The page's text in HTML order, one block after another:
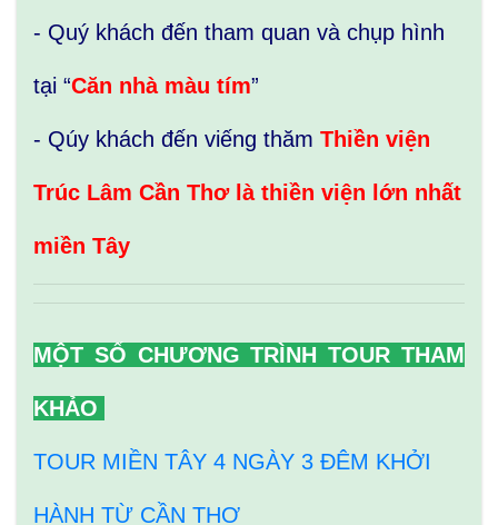
- Quý khách đến tham quan và chụp hình
tại “Căn nhà màu tím”
- Qúy khách đến viếng thăm Thiền viện
Trúc Lâm Cần Thơ là thiền viện lớn nhất
miền Tây
MỘT SỐ CHƯƠNG TRÌNH TOUR THAM
KHẢO
TOUR MIỀN TÂY 4 NGÀY 3 ĐÊM KHỞI
HÀNH TỪ CẦN THƠ